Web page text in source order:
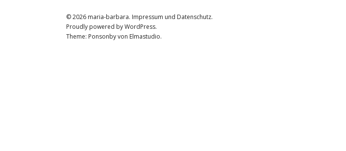
© 2026 maria-barbara. Impressum und Datenschutz
Proudly powered byWordPress.
Theme: Ponsonby von Elmastudio.